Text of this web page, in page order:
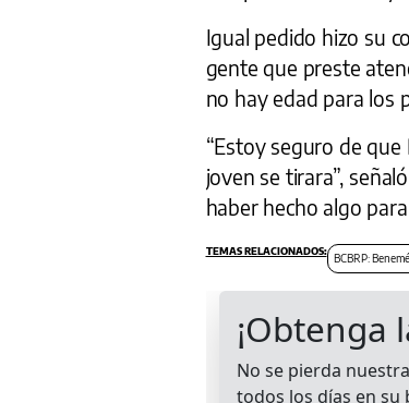
Igual pedido hizo su
gente que preste
no hay edad para los
“Estoy seguro de
joven se tirara”,
haber hecho algo
BCBRP: